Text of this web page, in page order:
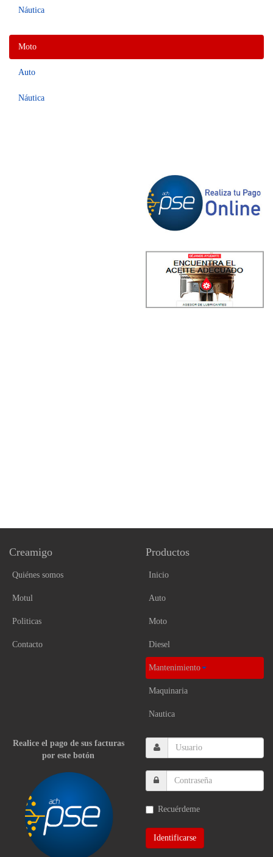
Náutica
Moto
Auto
Náutica
Creamigo
Quiénes somos
Motul
Politicas
Contacto
Productos
Inicio
Auto
Moto
Diesel
Mantenimiento
Maquinaria
Nautica
Realice el pago de sus facturas
por este botón
Recuérdeme